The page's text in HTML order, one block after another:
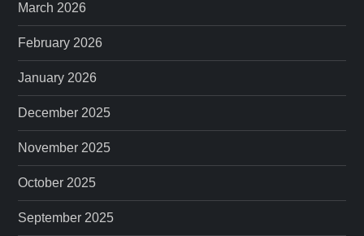
March 2026
February 2026
January 2026
December 2025
November 2025
October 2025
September 2025